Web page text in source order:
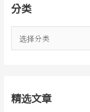
分类
类
精选文章